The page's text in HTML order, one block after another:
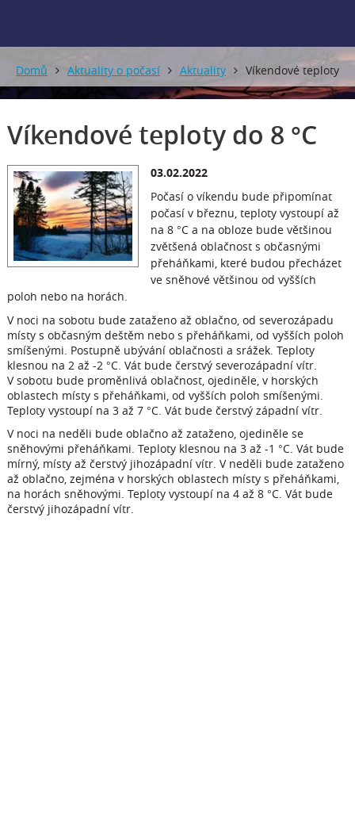
Domů Aktuality o počasí Aktuality Víkendové teploty
do 8 °C
Víkendové teploty do 8 °C
03.02.2022
Počasí o víkendu bude připomínat
počasí v březnu, teploty vystoupí až
na 8 °C a na obloze bude většinou
zvětšená oblačnost s občasnými
přeháňkami, které budou přecházet
ve sněhové většinou od vyšších
poloh nebo na horách.
V noci na sobotu bude zataženo až oblačno, od severozápadu
místy s občasným deštěm nebo s přeháňkami, od vyšších poloh
smíšenými. Postupně ubývání oblačnosti a srážek. Teploty
klesnou na 2 až -2 °C. Vát bude čerstvý severozápadní vítr.
V sobotu bude proměnlivá oblačnost, ojediněle, v horských
oblastech místy s přeháňkami, od vyšších poloh smíšenými.
Teploty vystoupí na 3 až 7 °C. Vát bude čerstvý západní vítr.
V noci na neděli bude oblačno až zataženo, ojediněle se
sněhovými přeháňkami. Teploty klesnou na 3 až -1 °C. Vát bude
mírný, místy až čerstvý jihozápadní vítr. V neděli bude zataženo
až oblačno, zejména v horských oblastech místy s přeháňkami,
na horách sněhovými. Teploty vystoupí na 4 až 8 °C. Vát bude
čerstvý jihozápadní vítr.